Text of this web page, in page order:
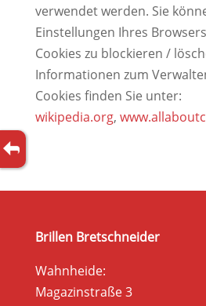
verwendet werden. Sie
Einstellungen Ihres
Cookies zu blockieren /
Informationen zum
Cookies finden Sie unter:
wikipedia.org,
Brillen Bretschneider
Wahnheide:
Magazinstraße 3